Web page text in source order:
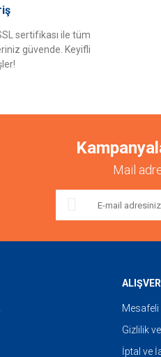
sertifikası ile tüm
güvende. Keyifli
Mail
Mesafeli
Gizlilik
İptal ve